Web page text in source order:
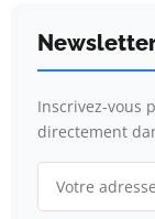
Inscrivez-vous
directement